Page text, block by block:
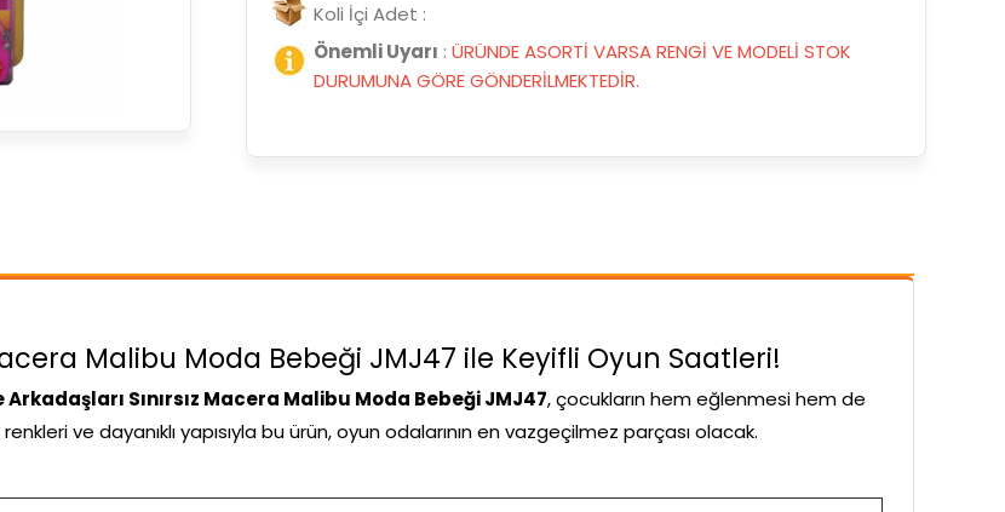
Koli İçi Adet :
Önemli Uyarı : ÜRÜNDE ASORTİ VARSA RENGİ VE MODELİ STOK
DURUMUNA GÖRE GÖNDERİLMEKTEDİR.
Malibu Moda Bebeği JMJ47 ile Keyifli Oyun Saatleri!
Arkadaşları Sınırsız Macera Malibu Moda Bebeği JMJ47, çocukların hem eğlenmesi hem de
ve dayanıklı yapısıyla bu ürün, oyun odalarının en vazgeçilmez parçası olacak.